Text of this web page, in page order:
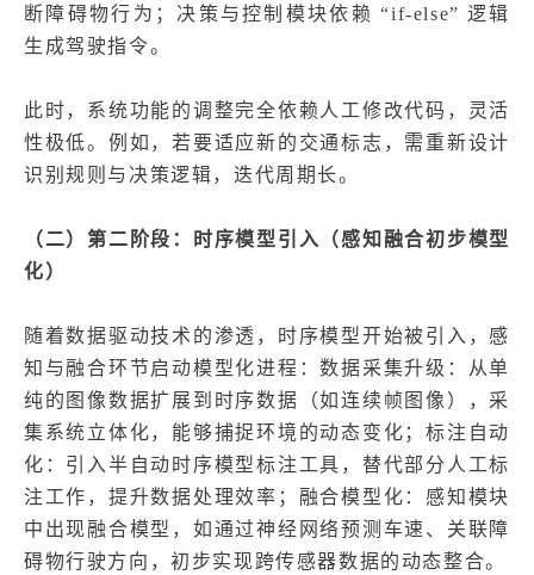
断障碍物行为；决策与控制模块依赖 “if-else” 逻辑
生成驾驶指令。
此时，系统功能的调整完全依赖人工修改代码，灵活
性极低。例如，若要适应新的交通标志，需重新设计
识别规则与决策逻辑，迭代周期长。
（二）第二阶段：时序模型引入（感知融合初步模型
化）
随着数据驱动技术的渗透，时序模型开始被引入，感
知与融合环节启动模型化进程：数据采集升级：从单
纯的图像数据扩展到时序数据（如连续帧图像），采
集系统立体化，能够捕捉环境的动态变化；标注自动
化：引入半自动时序模型标注工具，替代部分人工标
注工作，提升数据处理效率；融合模型化：感知模块
中出现融合模型，如通过神经网络预测车速、关联障
碍物行驶方向，初步实现跨传感器数据的动态整合。